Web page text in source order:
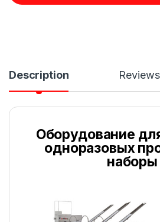
Description Reviews
Оборудование
одноразовых
наборы